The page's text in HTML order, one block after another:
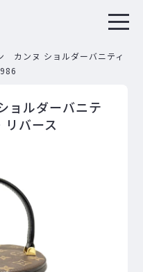
カンヌ ショルダーバニティ
ョルダーバニテ
リバース